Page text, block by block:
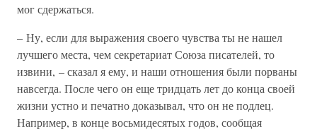
мог сдержаться.
– Ну, если для выражения своего чувства ты не нашел
лучшего места, чем секретариат Союза писателей, то
извини, – сказал я ему, и наши отношения были порваны
навсегда. После чего он еще тридцать лет до конца своей
жизни устно и печатно доказывал, что он не подлец.
Например, в конце восьмидесятых годов, сообщая